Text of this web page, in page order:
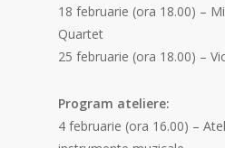
18 februarie (ora 18.00) –
Quartet
25 februarie (ora 18.00) –
Program ateliere:
4 februarie (ora 16.00) –